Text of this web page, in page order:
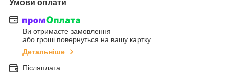
Умови оплати
Ви отримаєте замовлення
або гроші повернуться на вашу картку
Детальніше
Післяплата